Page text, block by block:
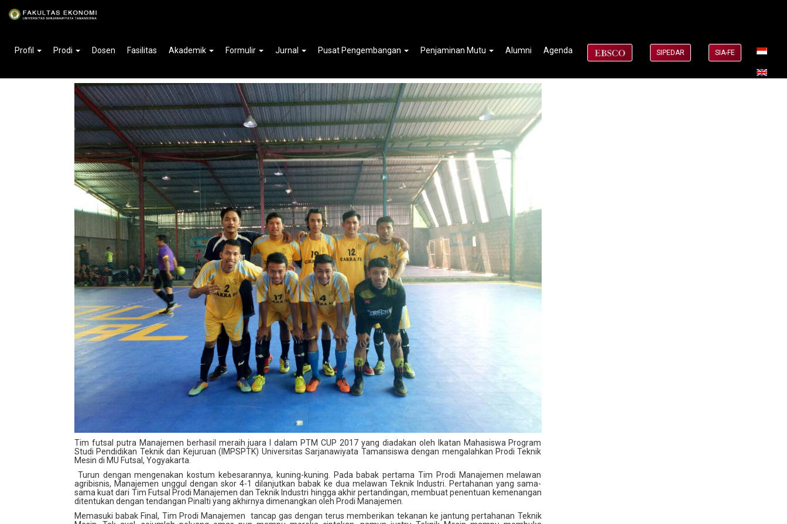
Profil Prodi Dosen Fasilitas Akademik Formulir Jurnal Pusat Pengembangan Penjaminan Mutu Alumni Agenda SIPEDAR SIA-FE
Futsal: Tim Putra Manajemen Menang Di PTM CUP 2017
Tim futsal putra Manajemen berhasil meraih juara I dalam PTM CUP 2017 yang diadakan oleh Ikatan Mahasiswa Program
Studi Pendidikan Teknik dan Kejuruan (IMPSPTK) Universitas Sarjanawiyata Tamansiswa dengan mengalahkan Prodi Teknik
Mesin di MU Futsal, Yogyakarta.
Turun dengan mengenakan kostum kebesarannya, kuning-kuning. Pada babak pertama Tim Prodi Manajemen melawan
agribisnis, Manajemen unggul dengan skor 4-1 dilanjutkan babak ke dua melawan Teknik Industri. Pertahanan yang sama-
sama kuat dari Tim Futsal Prodi Manajemen dan Teknik Industri hingga akhir pertandingan, membuat penentuan kemenangan
ditentukan dengan tendangan Pinalti yang akhirnya dimenangkan oleh Prodi Manajemen.
Memasuki babak Final, Tim Prodi Manajemen tancap gas dengan terus memberikan tekanan ke jantung pertahanan Teknik